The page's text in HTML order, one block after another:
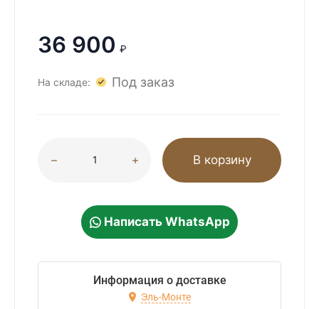
36 900 ₽
На складе: Под заказ
В корзину
Написать WhatsApp
Информация о доставке
Эль-Монте